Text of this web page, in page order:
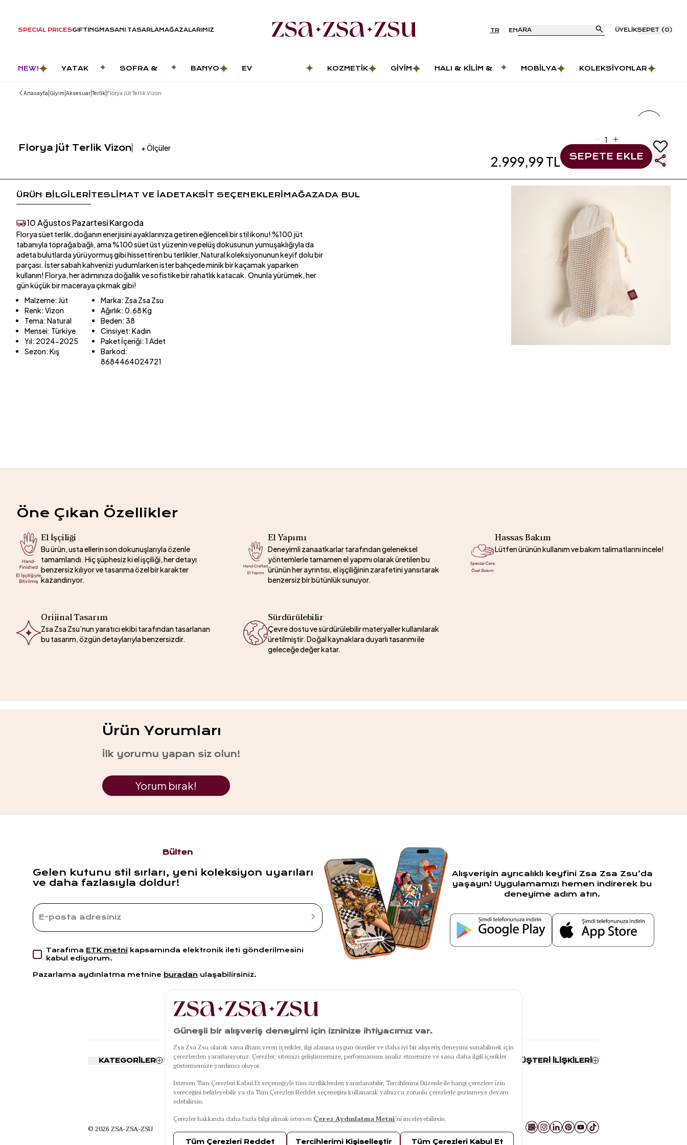
SPECIAL PRICESGIFTINGMASANI TASARLAMAĞAZALARIMIZ TR ENARA ÜYELIKSEPET (0)
NEW!
YATAK
SOFRA &
BANYO
EV
KOZMETIK GIYIM
HALI & KILIM &
MOBILYA KOLEKSIYONLAR
Anasayfa Giyim Aksesuar Terlik Florya Jüt Terlik Vizon
Florya Jüt Terlik Vizon +Ölçüler
2.999,99 TL SEPETE EKLE
ÜRÜN BİLGİLERİTESLİMAT VE İADETAKSİT SEÇENEKLERİMAĞAZADA BUL
10 Ağustos Pazartesi Kargoda
Florya süet terlik, doğanın enerjisini ayaklarınıza getiren eğlenceli bir stil ikonu! %100 jüt
tabanıyla toprağa bağlı, ama %100 süet üst yüzenin ve pelüş dokusunun yumuşaklığıyla da
adeta bulutlarda yürüyormuş gibi hissettiren bu terlikler, Natural koleksiyonunun keyif dolu bir
parçası. İster sabah kahvenizi yudumlarken ister bahçede minik bir kaçamak yaparken
kullanın! Florya, her adımınıza doğallık ve sofistike bir rahatlık katacak. Onunla yürümek, her
gün küçük bir maceraya çıkmak gibi!
Malzeme: Jüt
Renk:Vizon
Tema:Natural
Mensei: Türkiye
Yıl: 2024-2025
Sezon:Kış
Marka: Zsa Zsa Zsu
Ağırlık:0.68 Kg
Beden:38
Cinsiyet:Kadın
Paket İçeriği:1 Adet
Barkod:
8684464024721
Öne Çıkan Özellikler
El İşçiliği
Bu ürün, usta ellerin son dokunuşlarıyla özenle
tamamlandı. Hiç şüphesiz ki el işçiliği, her detayı
benzersiz kılıyor ve tasarıma özel bir karakter
kazandırıyor.
El Yapımı
Deneyimli zanaatkarlar tarafından geleneksel
yöntemlerle tamamen el yapımı olarak üretilen bu
ürünün her ayrıntısı, el işçiliğinin zarafetini yansıtarak
benzersiz bir bütünlük sunuyor.
Hassas Bakım
Lütfen ürünün kullanım ve bakım talimatlarını incele!
Orijinal Tasarım
Zsa Zsa Zsu’nun yaratıcı ekibi tarafından tasarlanan
bu tasarım, özgün detaylarıyla benzersizdir.
Sürdürülebilir
Çevre dostu ve sürdürülebilir materyaller kullanılarak
üretilmiştir. Doğal kaynaklara duyarlı tasarımı ile
geleceğe değer katar.
Ürün Yorumları
İlk yorumu yapan siz olun!
Yorum bırak!
Bülten
Gelen kutunu stil sırları, yeni koleksiyon uyarıları
ve daha fazlasıyla doldur!
Tarafıma ETK metni kapsamında elektronik ileti gönderilmesini
kabul ediyorum.
Pazarlama aydınlatma metnine buradan ulaşabilirsiniz.
Alışverişin ayrıcalıklı keyfini Zsa Zsa Zsu’da
yaşayın! Uygulamamızı hemen indirerek bu
deneyime adım atın.
KATEGORİLER
Takımı
POPÜLER
KATEGORİLER
Kapı Önü Paspası
Banyo Paspası
Koltuk Şalı
Vazo
Makyaj Çantası
POPÜLER
Ding Dong Kapı Önü
Pembe Banyo
Paspası
Marmara Omuz
ÖZEL GÜNLER
Black Friday
Anneler Günü
Sevgililer Günü
Yılbaşı Ürünleri
KURUMSAL
Hakkımızda
ZSA-ZSA-ZSU
Mağazalarımız
MÜŞTERİ İLİŞKİLERİ
İade
SSS
© 2026 ZSA-ZSA-ZSU